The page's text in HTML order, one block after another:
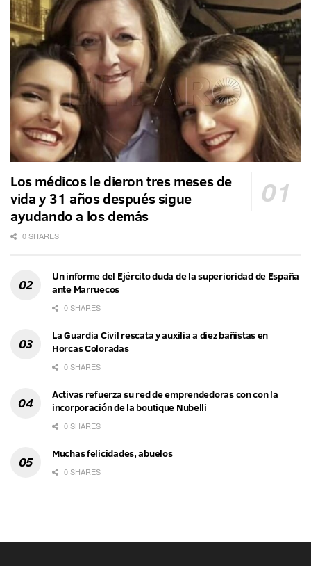
Los médicos le dieron tres meses de
vida y 31 años después sigue
ayudando a los demás
0 SHARES
Un informe del Ejército duda de la superioridad de España
ante Marruecos
0 SHARES
La Guardia Civil rescata y auxilia a diez bañistas en
Horcas Coloradas
0 SHARES
Activas refuerza su red de emprendedoras con con la
incorporación de la boutique Nubelli
0 SHARES
Muchas felicidades, abuelos
0 SHARES